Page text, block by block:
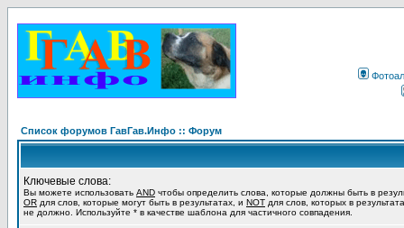
Список форумов ГавГав.Инфо :: Форум
Ключевые слова:
Вы можете использовать AND чтобы определить слова, которые должны быть в
OR для слов, которые могут быть в результатах, и NOT для слов, которых в
не должно. Используйте * в качестве шаблона для частичного совпадения.